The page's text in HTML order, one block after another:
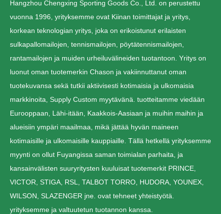
Hangzhou Chengxing Sporting Goods Co., Ltd. on perustettu
vuonna 1996, yrityksemme ovat Kiinan toimittajat ja yritys,
korkean teknologian yritys, joka on erikoistunut erilaisten
sulkapallomailojen, tennismailojen, pöytätennismailojen,
rantamailojen ja muiden urheiluvälineiden tuotantoon. Yritys on
luonut oman tuotemerkin Chason ja vakiinnuttanut oman
tuotekuvansa sekä tutkii aktiivisesti kotimaisia ja ulkomaisia
markkinoita, Supply Custom myytävänä. tuotteitamme viedään
Eurooppaan, Lähi-itään, Kaakkois-Aasiaan ja muihin maihin ja
alueisiin ympäri maailmaa, mikä jättää hyvän maineen
kotimaisille ja ulkomaisille kauppiaille. Tällä hetkellä yrityksemme
myynti on ollut Fuyangissa saman toimialan parhaita, ja
kansainvälisten suuryritysten kuuluisat tuotemerkit PRINCE,
VICTOR, STIGA, RSL, TALBOT TORRO, HUDORA, YOUNEX,
WILSON, SLAZENGER jne. ovat tehneet yhteistyötä.
yrityksemme ja valtuutetun tuotannon kanssa.